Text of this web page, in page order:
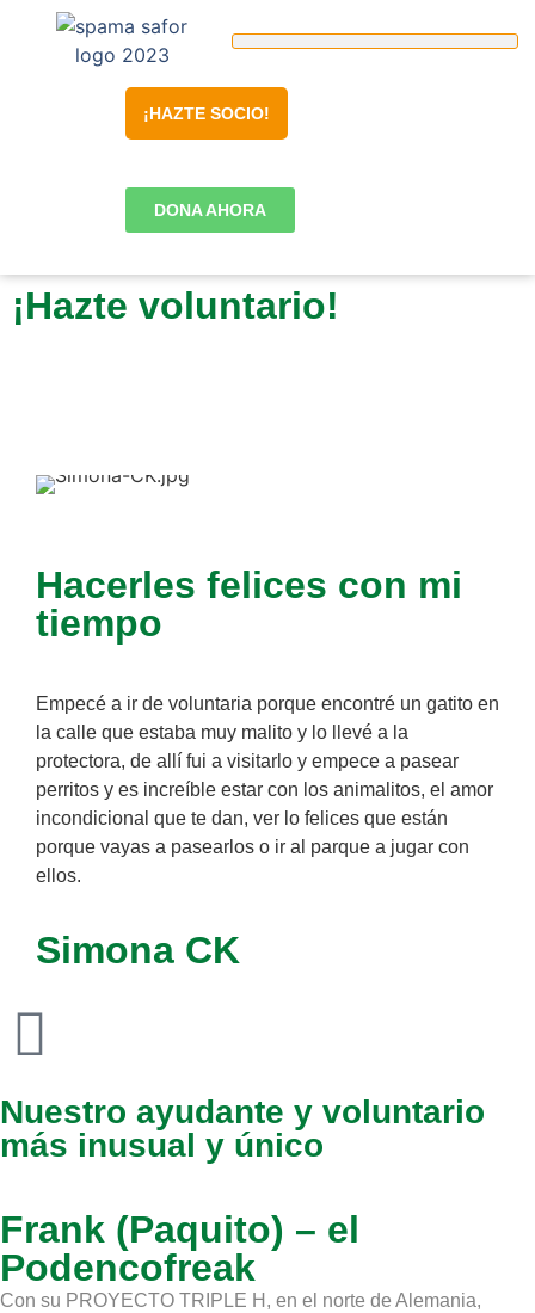
¡HAZTE SOCIO!
DONA AHORA
¡Hazte voluntario!
Hacerles felices con mi
tiempo
Empecé a ir de voluntaria porque encontré un gatito en
la calle que estaba muy malito y lo llevé a la
protectora, de allí fui a visitarlo y empece a pasear
perritos y es increíble estar con los animalitos, el amor
incondicional que te dan, ver lo felices que están
porque vayas a pasearlos o ir al parque a jugar con
ellos.
Simona CK
Nuestro ayudante y voluntario
más inusual y único
Frank (Paquito) – el
Podencofreak
Con su PROYECTO TRIPLE H, en el norte de Alemania,